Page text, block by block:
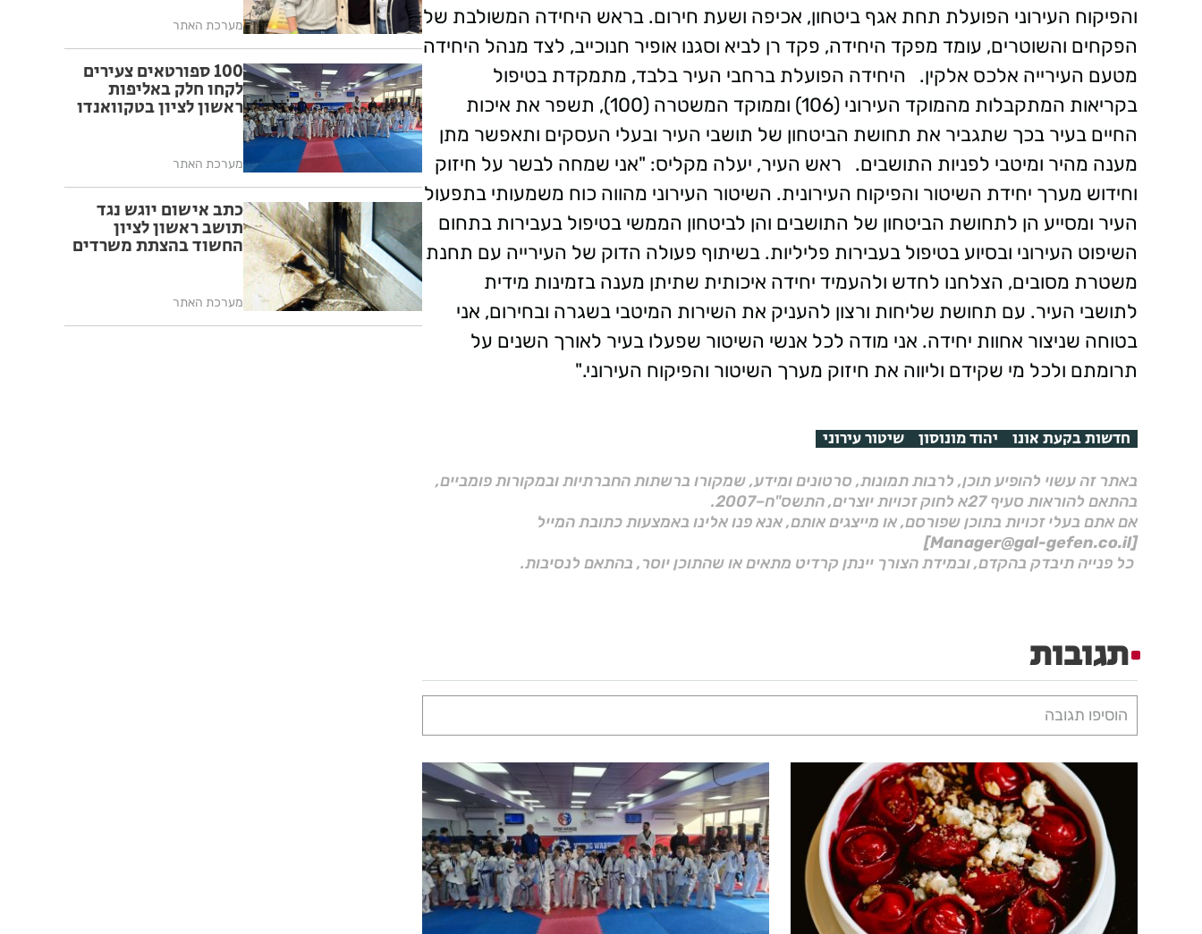
והפיקוח העירוני הפועלת תחת אגף ביטחון, אכיפה ושעת חירום. בראש היחידה המשולבת של
הפקחים והשוטרים, עומד מפקד היחידה, פקד רן לביא וסגנו אופיר חנוכייב, לצד מנהל היחידה
מטעם העירייה אלכס אלקין. היחידה הפועלת ברחבי העיר בלבד, מתמקדת בטיפול
בקריאות המתקבלות מהמוקד העירוני (106) וממוקד המשטרה (100), תשפר את איכות
החיים בעיר בכך שתגביר את תחושת הביטחון של תושבי העיר ובעלי העסקים ותאפשר מתן
מענה מהיר ומיטבי לפניות התושבים. ראש העיר, יעלה מקליס: "אני שמחה לבשר על חיזוק
וחידוש מערך יחידת השיטור והפיקוח העירונית. השיטור העירוני מהווה כוח משמעותי בתפעול
העיר ומסייע הן לתחושת הביטחון של התושבים והן לביטחון הממשי בטיפול בעבירות בתחום
השיפוט העירוני ובסיוע בטיפול בעבירות פליליות. בשיתוף פעולה הדוק של העירייה עם תחנת
משטרת מסובים, הצלחנו לחדש ולהעמיד יחידה איכותית שתיתן מענה בזמינות מידית
לתושבי העיר. עם תחושת שליחות ורצון להעניק את השירות המיטבי בשגרה ובחירום, אני
בטוחה שניצור אחוות יחידה. אני מודה לכל אנשי השיטור שפעלו בעיר לאורך השנים על
תרומתם ולכל מי שקידם וליווה את חיזוק מערך השיטור והפיקוח העירוני."
חדשות בקעת אונו יהוד מונוסון שיטור עירוני
באתר זה עשוי להופיע תוכן, לרבות תמונות, סרטונים ומידע, שמקורו ברשתות החברתיות ובמקורות פומביים,
בהתאם להוראות סעיף 27א לחוק זכויות יוצרים, התשס"ח–2007.
אם אתם בעלי זכויות בתוכן שפורסם, או מייצגים אותם, אנא פנו אלינו באמצעות כתובת המייל
[Manager@gal-gefen.co.il]
כל פנייה תיבדק בהקדם, ובמידת הצורך יינתן קרדיט מתאים או שהתוכן יוסר, בהתאם לנסיבות.
תגובות
הוסיפו תגובה
מערכת האתר
100 ספורטאים צעירים
לקחו חלק באליפות
ראשון לציון בטקוואנדו
מערכת האתר
כתב אישום יוגש נגד
תושב ראשון לציון
החשוד בהצתת משרדים
מערכת האתר